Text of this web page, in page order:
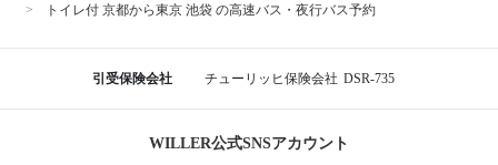
トイレ付 京都から東京 池袋 の高速バス・夜行バス予約
引受保険会社 チューリッヒ保険会社 DSR-735
WILLER公式SNSアカウント